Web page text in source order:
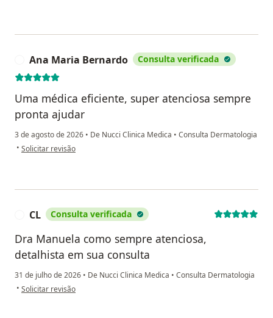
Ana Maria Bernardo Consulta verificada
Uma médica eficiente, super atenciosa sempre
pronta ajudar
3 de agosto de 2026 • De Nucci Clinica Medica • Consulta Dermatologia
• na opinião do utilizador Ana Maria Bernardo
Solicitar revisão
CL Consulta verificada
Dra Manuela como sempre atenciosa,
detalhista em sua consulta
31 de julho de 2026 • De Nucci Clinica Medica • Consulta Dermatologia
• na opinião do utilizador CL
Solicitar revisão